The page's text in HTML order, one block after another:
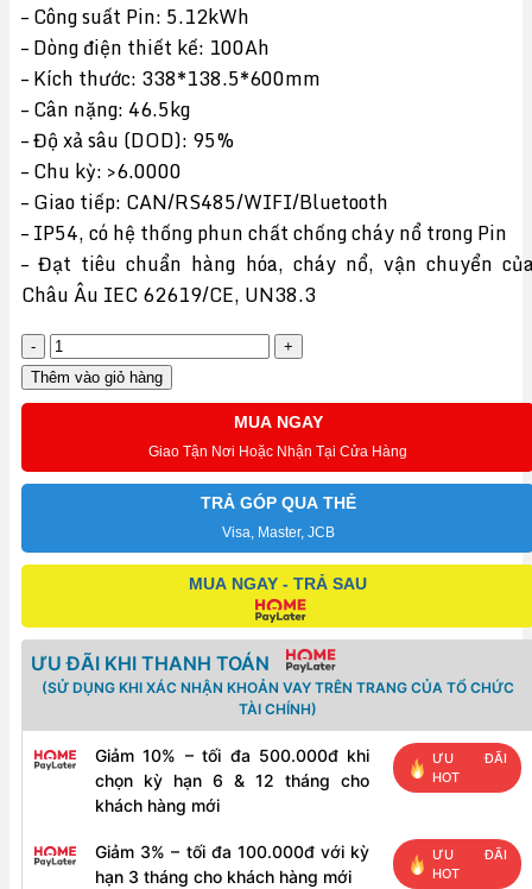
là:
28,000,000 VND.
– Công suất Pin: 5.12kWh
– Dòng điện thiết kế: 100Ah
– Kích thước: 338*138.5*600mm
– Cân nặng: 46.5kg
– Độ xả sâu (DOD): 95%
– Chu kỳ: >6.0000
– Giao tiếp: CAN/RS485/WIFI/Bluetooth
– IP54, có hệ thống phun chất chống cháy nổ trong Pin
– Đạt tiêu chuẩn hàng hóa, cháy nổ, vận chuyển
Châu Âu IEC 62619/CE, UN38.3
Pin
lưu
trữ
lượng
Cao
Hanchu
5.12Kwh
|
–
100Ah
Áp
Thấp
Thêm vào giỏ hàng
MUA NGAY
Giao Tận Nơi Hoặc Nhận Tại Cửa Hàng
TRẢ GÓP QUA THẺ
Visa, Master, JCB
MUA NGAY - TRẢ SAU
ƯU ĐÃI KHI THANH TOÁN
(SỬ DỤNG KHI XÁC NHẬN KHOẢN VAY TRÊN TRANG CỦA TỔ CHỨC
TÀI CHÍNH)
Giảm 10% – tối đa 500.000đ khi
chọn kỳ hạn 6 & 12 tháng cho
khách hàng mới
ƯU ĐÃI
HOT
Giảm 3% – tối đa 100.000đ với kỳ
hạn 3 tháng cho khách hàng mới
ƯU ĐÃI
HOT